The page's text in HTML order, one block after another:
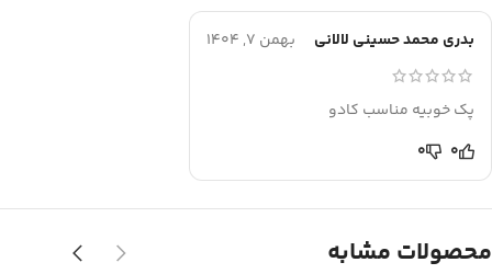
بدری محمد حسینی لالانی بهمن 7, 1404
پک خوبیه مناسب کادو
0
0
محصولات مشابه